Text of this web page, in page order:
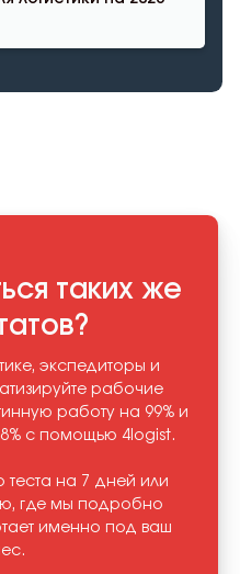
таких же
экспедиторы и
рабочие
работу на 99% и
с помощью 4logist.
теста на 7 дней или
где мы подробно
именно под ваш